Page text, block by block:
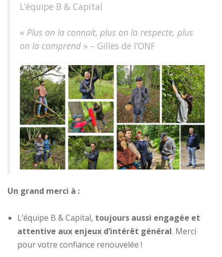
L’équipe B & Capital
« Plus on la connait, plus on la respecte, plus
on la comprend » – Gilles de l’ONF
Un grand merci à :
L’équipe B & Capital, toujours aussi engagée et
attentive aux enjeux d’intérêt général. Merci
pour votre confiance renouvelée !